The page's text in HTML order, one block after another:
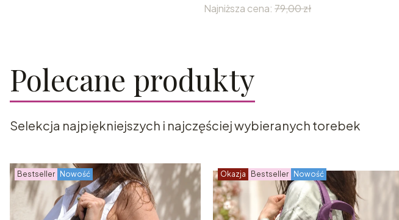
Najniższa cena: 79,00 zł
Polecane produkty
Selekcja najpiękniejszych i najczęściej wybieranych torebek
Bestseller Nowość Okazja Bestseller Nowość